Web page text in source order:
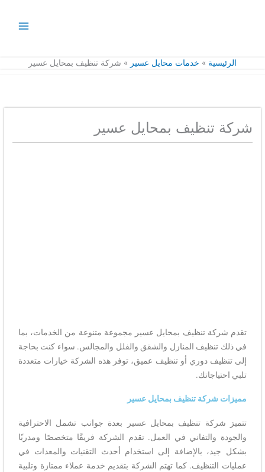
الرئيسية خدمات محايل عسير شركة تنظيف بمحايل عسير
شركة تنظيف بمحايل عسير
تقدم شركة تنظيف بمحايل عسير مجموعة متنوعة من الخدمات، بما
في ذلك تنظيف المنازل والشقق والفلل والمجالس. سواء كنت بحاجة
إلى تنظيف دوري أو تنظيف عميق، توفر هذه الشركة خيارات متعددة
تلبي احتياجاتك.
مميزات شركة تنظيف بمحايل عسير
تتميز شركة تنظيف بمحايل عسير بعدة جوانب تشمل الاحترافية
والجودة والتفاني في العمل. تقدم الشركة فريقًا متخصصًا ومدربًا
بشكل جيد، بالإضافة إلى استخدام أحدث التقنيات والمعدات في
عمليات التنظيف. كما تهتم الشركة بتقديم خدمة عملاء ممتازة وتلبية